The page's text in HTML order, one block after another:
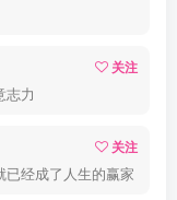
关注
志力
关注
已经成了人生的赢家